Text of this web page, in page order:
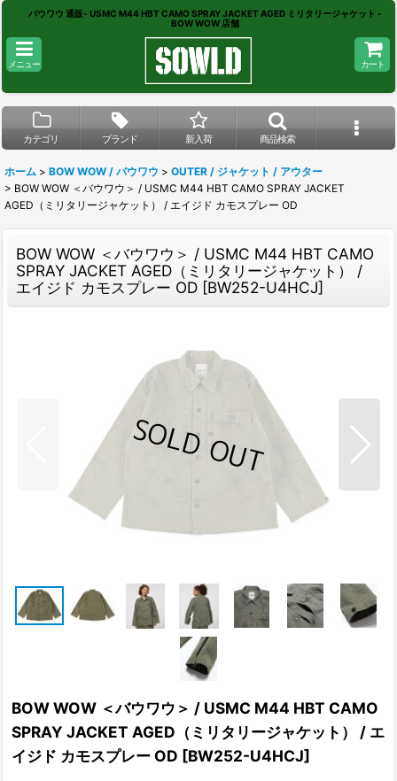
バウワウ 通販- USMC M44 HBT CAMO SPRAY JACKET AGED ミリタリージャケット -
BOW WOW 店舗
メニュー カート
カテゴリ ブランド 新入荷 商品検索
ホーム > BOW WOW / バウワウ > OUTER / ジャケット / アウター
> BOW WOW ＜バウワウ＞ / USMC M44 HBT CAMO SPRAY JACKET
AGED（ミリタリージャケット） / エイジド カモスプレー OD
BOW WOW ＜バウワウ＞ / USMC M44 HBT CAMO
SPRAY JACKET AGED（ミリタリージャケット） /
エイジド カモスプレー OD [BW252-U4HCJ]
BOW WOW ＜バウワウ＞ / USMC M44 HBT CAMO
SPRAY JACKET AGED（ミリタリージャケット） / エ
イジド カモスプレー OD [BW252-U4HCJ]